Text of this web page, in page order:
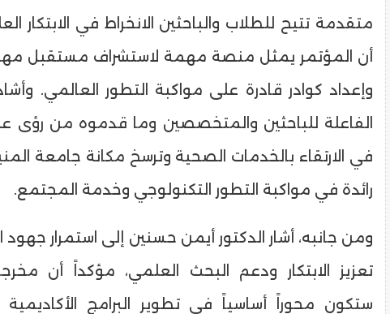
متقدمة تتيح للطلاب والباحثين الانخراط في الابتكار
أن المؤتمر يمثل منصة مهمة لاستشراف مستقبل
وإعداد كوادر قادرة على مواكبة التطور العالمي.
الفاعلة للباحثين والمتخصصين وما قدموه من رؤى
في الارتقاء بالخدمات الصحية وترسخ مكانة جامعة
رائدة في مواكبة التطور التكنولوجي وخدمة المجتمع.
ومن جانبه، أشار الدكتور أيمن حسنين إلى استمرار
تعزيز الابتكار ودعم البحث العلمي، مؤكداً أن
ستكون محوراً أساسياً في تطوير البرامج الأكاديمية